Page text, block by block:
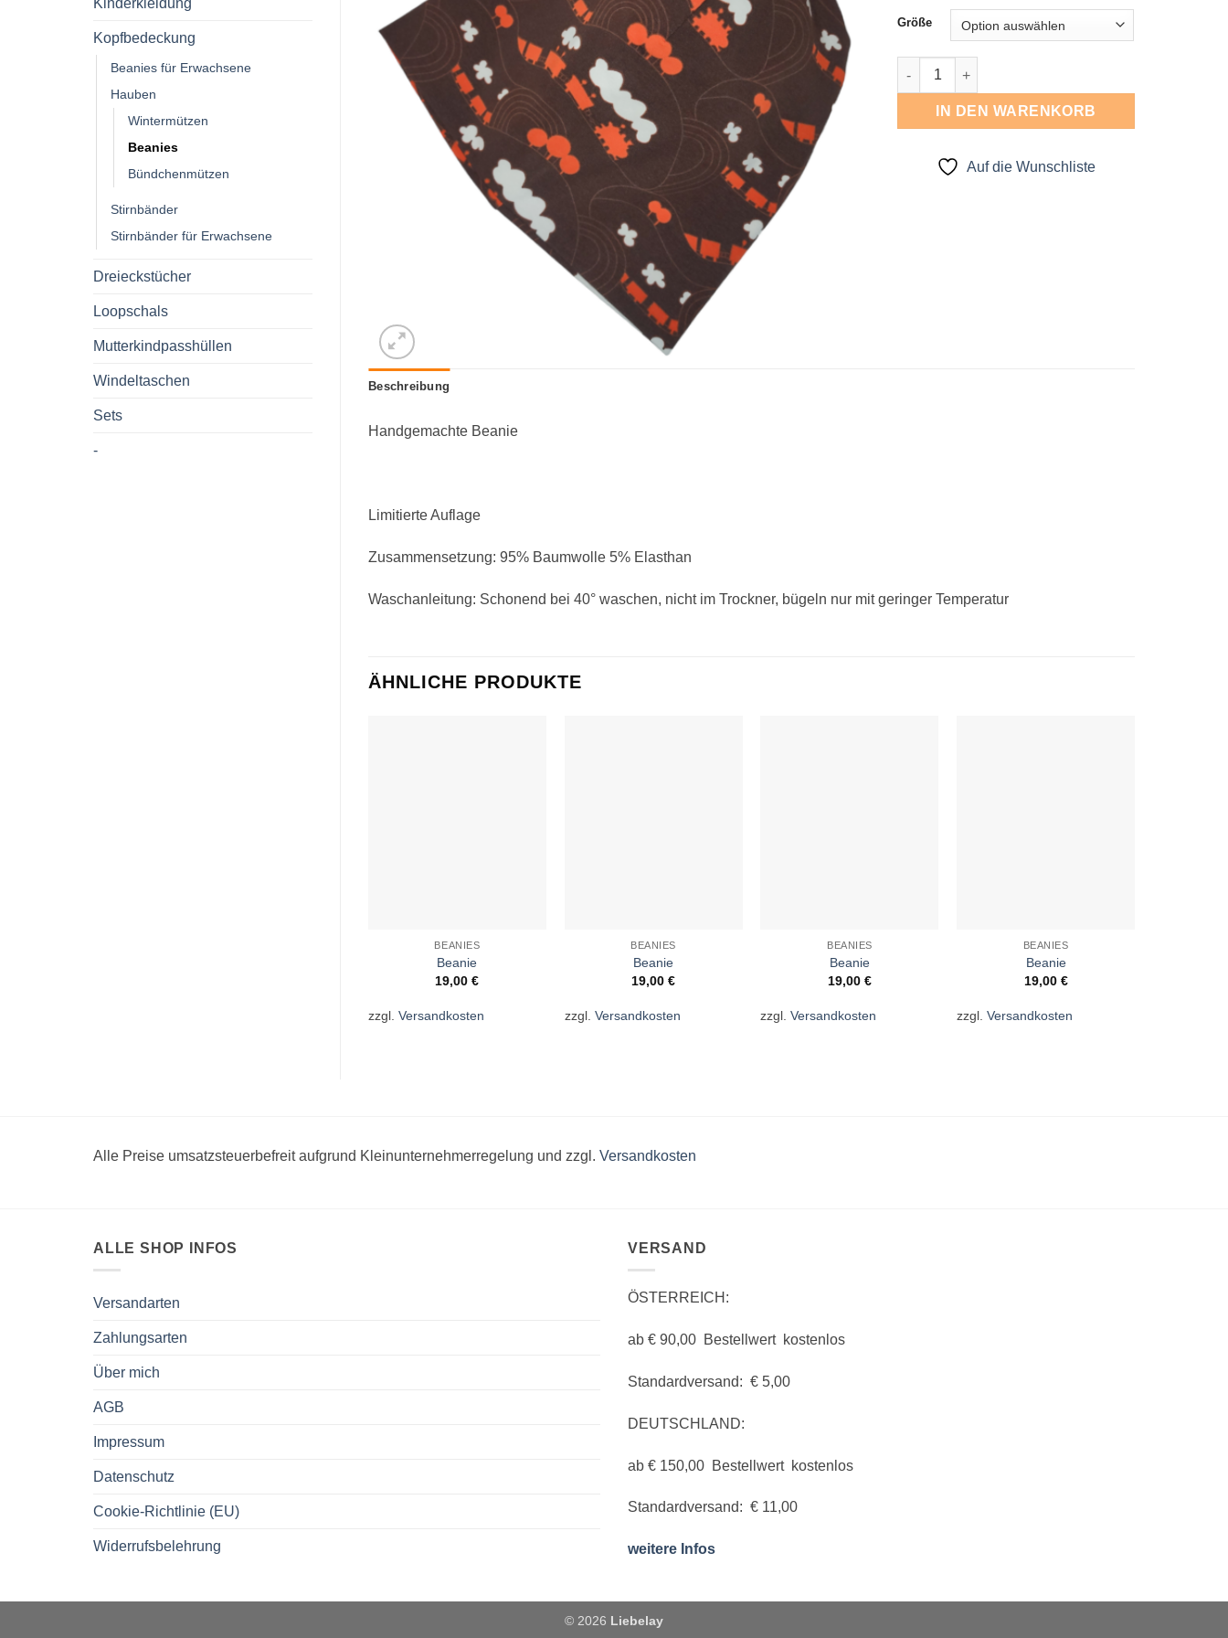
Kopfbedeckung
Beanies für Erwachsene
Hauben
Wintermützen
Beanies
Bündchenmützen
Stirnbänder
Stirnbänder für Erwachsene
Dreieckstücher
Loopschals
Mutterkindpasshüllen
Windeltaschen
Sets
-
Größe
Beanie Menge
IN DEN WARENKORB
Auf die Wunschliste
Beschreibung
Handgemachte Beanie
Limitierte Auflage
Zusammensetzung: 95% Baumwolle 5% Elasthan
Waschanleitung: Schonend bei 40° waschen, nicht im Trockner, bügeln nur mit geringer Temperatur
ÄHNLICHE PRODUKTE
BEANIES
Beanie
19,00€
zzgl. Versandkosten
BEANIES
Beanie
19,00€
zzgl. Versandkosten
BEANIES
Beanie
19,00 €
zzgl.Versandkosten
BEANIES
Beanie
19,00 €
zzgl.Versandkosten
Alle Preise umsatzsteuerbefreit aufgrund Kleinunternehmerregelung und zzgl. Versandkosten
ALLE SHOP INFOS
Versandarten
Zahlungsarten
Über mich
AGB
Impressum
Datenschutz
Cookie-Richtlinie (EU)
Widerrufsbelehrung
VERSAND
ÖSTERREICH:
ab € 90,00 Bestellwert kostenlos
Standardversand: € 5,00
DEUTSCHLAND:
ab € 150,00 Bestellwert kostenlos
Standardversand: € 11,00
weitere Infos
© 2026 Liebelay